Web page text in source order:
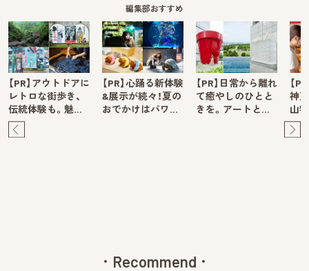
編集部おすすめ
【PR】アウトドアに
レトロな街歩き、
伝統体験も。魅…
【PR】心踊る新体験
&展示が続々！夏の
おでかけはパワ…
【PR】日常から離れ
て癒やしのひとと
きを。アートと…
【
神
山
Recommend